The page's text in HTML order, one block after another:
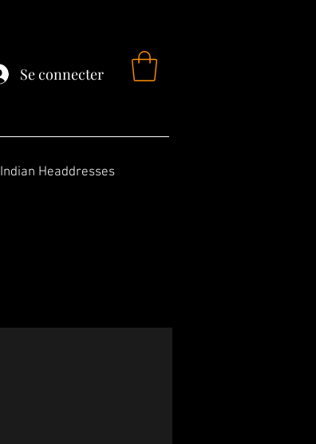
Se connecter
Indian Headdresses